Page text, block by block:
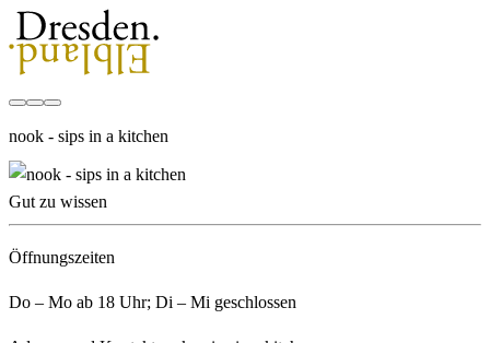
nook - sips in a kitchen
Gut zu wissen
Öffnungszeiten
Do – Mo ab 18 Uhr; Di – Mi geschlossen